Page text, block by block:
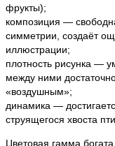
фрукты);
композиция —
симметрии, создаёт
иллюстрации;
плотность рисунка —
между ними
«воздушным»;
динамика —
струящегося хвоста
Цветовая гамма